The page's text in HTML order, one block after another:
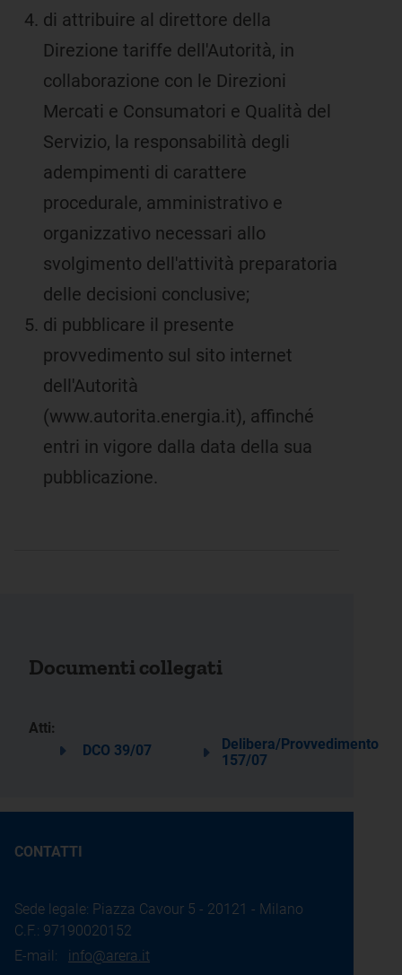
di attribuire al direttore della
Direzione tariffe dell'Autorità, in
collaborazione con le Direzioni
Mercati e Consumatori e Qualità del
Servizio, la responsabilità degli
adempimenti di carattere
procedurale, amministrativo e
organizzativo necessari allo
svolgimento dell'attività preparatoria
delle decisioni conclusive;
di pubblicare il presente
provvedimento sul sito internet
dell'Autorità
(www.autorita.energia.it), affinché
entri in vigore dalla data della sua
pubblicazione.
Documenti collegati
Atti:
DCO 39/07
Delibera/Provvedimento
157/07
CONTATTI
Sede legale: Piazza Cavour 5 - 20121 - Milano
C.F.: 97190020152
E-mail: info@arera.it